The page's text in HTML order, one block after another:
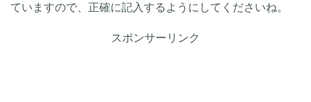
ていますので、正確に記入するようにしてくださいね。
スポンサーリンク